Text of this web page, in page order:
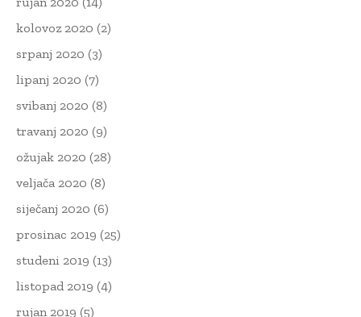
kolovoz 2020 (2)
srpanj 2020 (3)
lipanj 2020 (7)
svibanj 2020 (8)
travanj 2020 (9)
ožujak 2020 (28)
veljača 2020 (8)
siječanj 2020 (6)
prosinac 2019 (25)
studeni 2019 (13)
listopad 2019 (4)
rujan 2019 (5)